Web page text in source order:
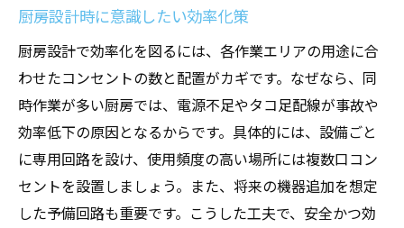
厨房設計で変化に強い空間を作る方法
店舗設計で長期運営を支える設計戦略
厨房設計時に意識したい効率化策
厨房設計で効率化を図るには、各作業エリアの用途に合
わせたコンセントの数と配置がカギです。なぜなら、同
時作業が多い厨房では、電源不足やタコ足配線が事故や
効率低下の原因となるからです。具体的には、設備ごと
に専用回路を設け、使用頻度の高い場所には複数口コン
セントを設置しましょう。また、将来の機器追加を想定
した予備回路も重要です。こうした工夫で、安全かつ効